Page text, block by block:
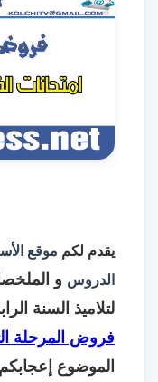
يقدم لكم موقع
الدروس و
لتلاميذ السنة
فروض المرحلة
الموضوع